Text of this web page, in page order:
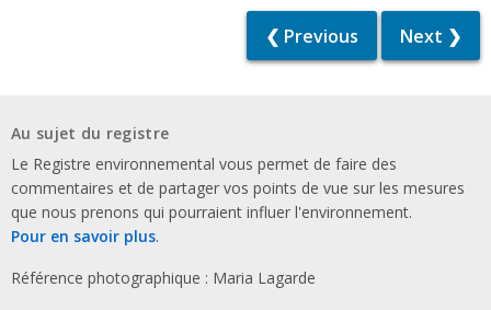
❮ Previous Next ❯
Au sujet du registre
Le Registre environnemental vous permet de faire des
commentaires et de partager vos points de vue sur les mesures
que nous prenons qui pourraient influer l'environnement.
Pour en savoir plus.
Référence photographique : Maria Lagarde